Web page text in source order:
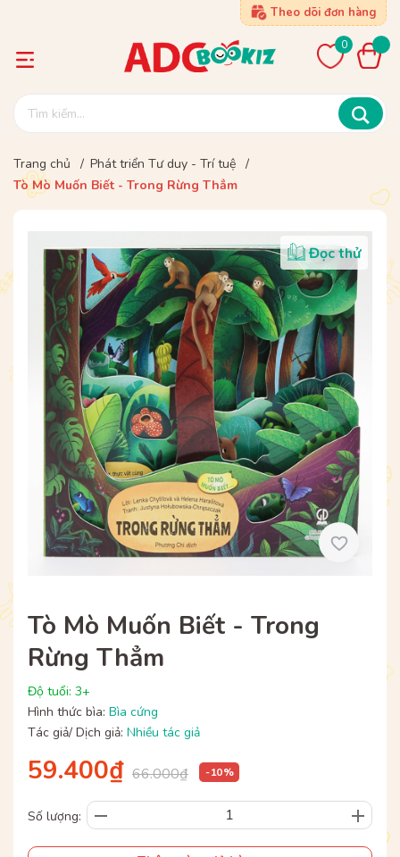
Theo dõi đơn hàng
0
Trang chủ / Phát triển Tư duy - Trí tuệ /
Tò Mò Muốn Biết - Trong Rừng Thẳm
Đọc thử
Tò Mò Muốn Biết - Trong
Rừng Thẳm
Độ tuổi: 3+
Hình thức bìa: Bìa cứng
Tác giả/ Dịch giả: Nhiều tác giả
59.400₫ 66.000₫ - 10 %
Số lượng: